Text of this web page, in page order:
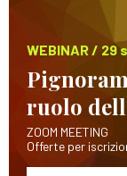
WEBINAR / 29
ruolo
ZOOM MEETING
Offerte per